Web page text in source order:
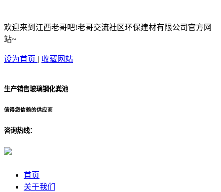
欢迎来到江西老哥吧!老哥交流社区环保建材有限公司官方网
站~
设为首页 | 收藏网站
生产销售玻璃钢化粪池
值得您信赖的供应商
咨询热线：
首页
关于我们